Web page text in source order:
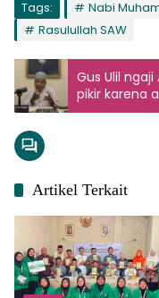
Tags: Nabi
Rasulullah SAW
Gus Ulil
pikir karena
Artikel Terkait